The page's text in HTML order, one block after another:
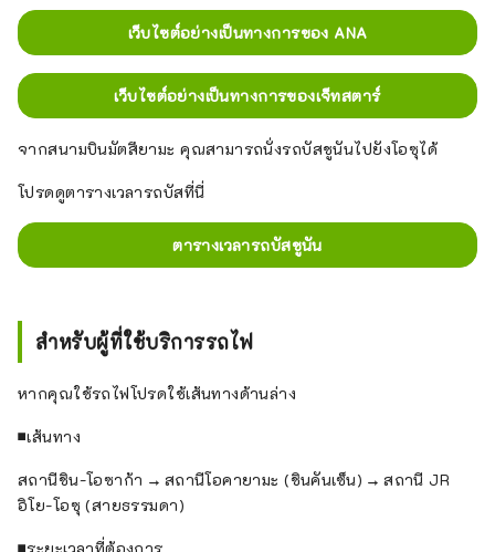
เว็บไซต์อย่างเป็นทางการของ ANA
เว็บไซต์อย่างเป็นทางการของเจ็ทสตาร์
จากสนามบินมัตสึยามะ คุณสามารถนั่งรถบัสชูนันไปยังโอซุได้
โปรดดูตารางเวลารถบัสที่นี่
ตารางเวลารถบัสชูนัน
สำหรับผู้ที่ใช้บริการรถไฟ
หากคุณใช้รถไฟโปรดใช้เส้นทางด้านล่าง
■เส้นทาง
สถานีชิน-โอซาก้า → สถานีโอคายามะ (ชินคันเซ็น) → สถานี JR
อิโย-โอซุ (สายธรรมดา)